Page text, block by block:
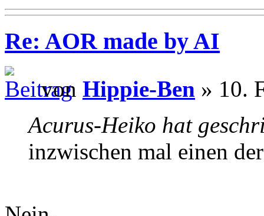
Re: AOR made by AI
von Hippie-Ben » 10.
Acurus-Heiko hat
inzwischen mal einen